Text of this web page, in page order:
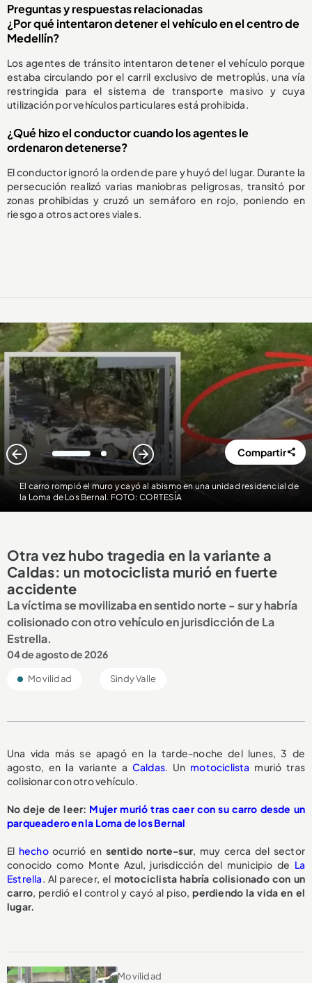
Preguntas y respuestas relacionadas
¿Por qué intentaron detener el vehículo en el centro de
Medellín?
Los agentes de tránsito intentaron detener el vehículo porque
estaba circulando por el carril exclusivo de metroplús, una vía
restringida para el sistema de transporte masivo y cuya
utilización por vehículos particulares está prohibida.
¿Qué hizo el conductor cuando los agentes le
ordenaron detenerse?
El conductor ignoró la orden de pare y huyó del lugar. Durante la
persecución realizó varias maniobras peligrosas, transitó por
zonas prohibidas y cruzó un semáforo en rojo, poniendo en
riesgo a otros actores viales.
El carro rompió el muro y cayó al abismo en una unidad residencial de
la Loma de Los Bernal. FOTO: CORTESÍA
1 2 Compartir
Otra vez hubo tragedia en la variante a
Caldas: un motociclista murió en fuerte
accidente
La víctima se movilizaba en sentido norte - sur y habría
colisionado con otro vehículo en jurisdicción de La
Estrella.
04 de agosto de 2026
Movilidad Sindy Valle
Una vida más se apagó en la tarde-noche del lunes, 3 de
agosto, en la variante a Caldas. Un motociclista murió tras
colisionar con otro vehículo.
No deje de leer: Mujer murió tras caer con su carro desde un
parqueadero en la Loma de los Bernal
El hechoocurrió en sentido norte-sur, muy cerca del sector
conocido como Monte Azul, jurisdicción del municipio de La
Estrella. Al parecer, el motociclista habría colisionado con un
carro, perdió el control y cayó al piso,perdiendo la vida en el
lugar.
Movilidad